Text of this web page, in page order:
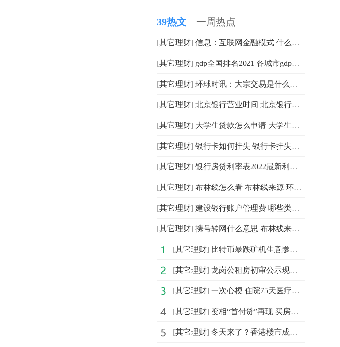
39热文 一周热点
[其它理财] 信息：互联网金融模式 什么是第三方支付
[其它理财] gdp全国排名2021 各城市gdp排名一览 精彩看点
[其它理财] 环球时讯：大宗交易是什么意思 大宗交易的注意事项
[其它理财] 北京银行营业时间 北京银行客服电话是多少-当前速讯
[其它理财] 大学生贷款怎么申请 大学生贷款申请条件及流程
[其它理财] 银行卡如何挂失 银行卡挂失补领要多长时间 环球速讯
[其它理财] 银行房贷利率表2022最新利率 各银行房贷利率一览
[其它理财] 布林线怎么看 布林线来源 环球播资讯
[其它理财] 建设银行账户管理费 哪些类型账户可免收年费和小额账户
[其它理财] 携号转网什么意思 布林线来源 环球微头条
[其它理财] 比特币暴跌矿机生意惨淡 一荣俱荣一损俱损
[其它理财] 龙岗公租房初审公示现乌龙！官方回应来了
[其它理财] 一次心梗 住院75天医疗费总共167万？教你理财
[其它理财] 变相“首付贷”再现 买房人千万要小心
[其它理财] 冬天来了？香港楼市成交暴跌一半！还有这些地方